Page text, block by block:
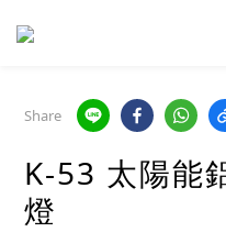
Share
K-53 太陽能
燈